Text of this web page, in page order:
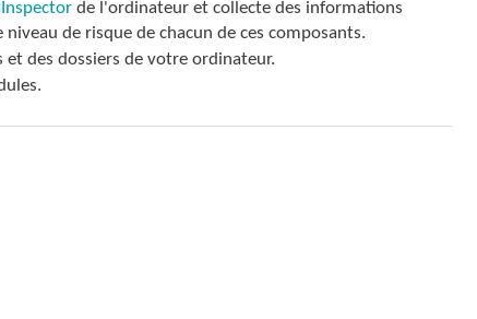
de l'ordinateur et collecte des informations
de risque de chacun de ces composants.
et des dossiers de votre ordinateur.